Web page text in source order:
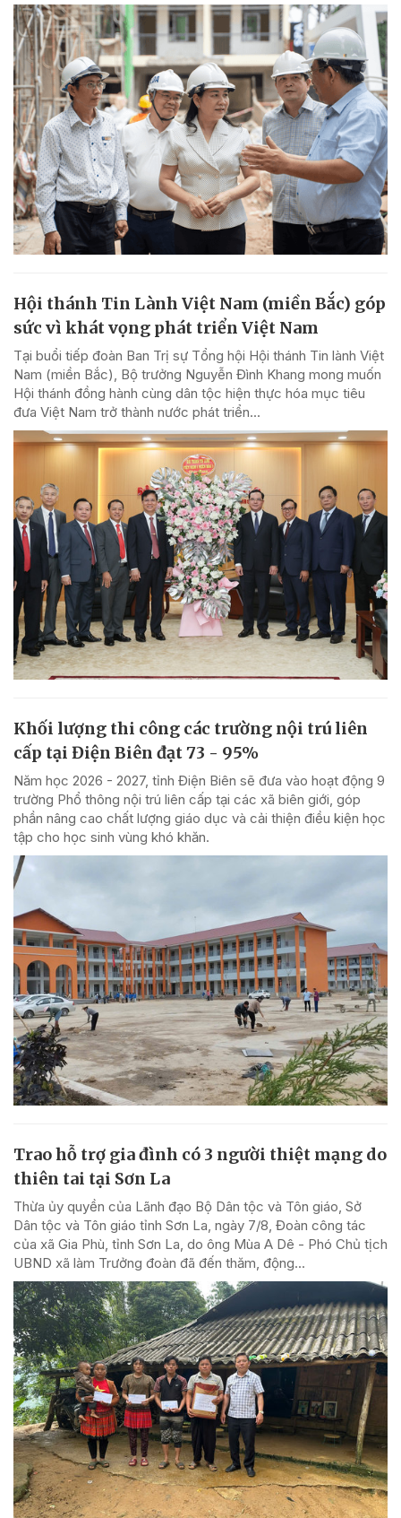
Hội thánh Tin Lành Việt Nam (miền Bắc) góp
sức vì khát vọng phát triển Việt Nam
Tại buổi tiếp đoàn Ban Trị sự Tổng hội Hội thánh Tin lành Việt
Nam (miền Bắc), Bộ trưởng Nguyễn Đình Khang mong muốn
Hội thánh đồng hành cùng dân tộc hiện thực hóa mục tiêu
đưa Việt Nam trở thành nước phát triển...
Khối lượng thi công các trường nội trú liên
cấp tại Điện Biên đạt 73 - 95%
Năm học 2026 - 2027, tỉnh Điện Biên sẽ đưa vào hoạt động 9
trường Phổ thông nội trú liên cấp tại các xã biên giới, góp
phần nâng cao chất lượng giáo dục và cải thiện điều kiện học
tập cho học sinh vùng khó khăn.
Trao hỗ trợ gia đình có 3 người thiệt mạng do
thiên tai tại Sơn La
Thừa ủy quyền của Lãnh đạo Bộ Dân tộc và Tôn giáo, Sở
Dân tộc và Tôn giáo tỉnh Sơn La, ngày 7/8, Đoàn công tác
của xã Gia Phù, tỉnh Sơn La, do ông Mùa A Dê - Phó Chủ tịch
UBND xã làm Trưởng đoàn đã đến thăm, động...